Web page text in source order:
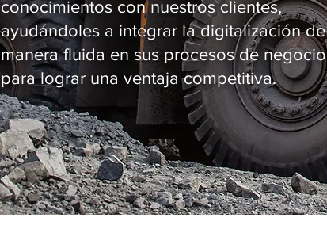
conocimientos con nuestros clientes,
ayudándoles a integrar la digitalización de
manera fluida en sus procesos de negocio
para lograr una ventaja competitiva.